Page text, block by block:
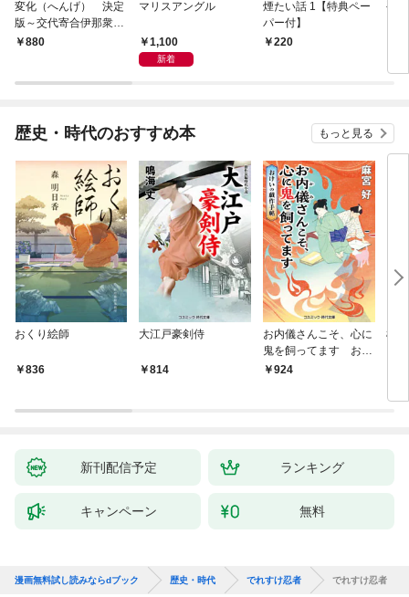
変化（へんげ） 決定
版～交代寄合伊那衆異
聞（1）～
880
マリスアングル
1,100
新着
煙たい話 1【特典ペー
パー付】
220
手
歴史・時代のおすすめ本 もっと見る
おくり絵師
836
大江戸豪剣侍
814
お内儀さんこそ、心に
鬼を飼ってます おけ
いの戯作手帖
924
極
新刊配信予定 ランキング
キャンペーン 無料
漫画無料試し読みならdブック 歴史・時代 でれすけ忍者 でれすけ忍者